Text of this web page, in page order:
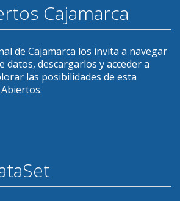
Cajamarca
de Cajamarca los invita a navegar
datos, descargarlos y acceder a
las posibilidades de esta